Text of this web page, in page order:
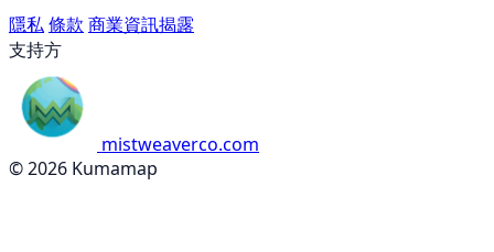
隱私條款 商業資訊揭露
支持方
mistweaverco.com
© 2026 Kumamap